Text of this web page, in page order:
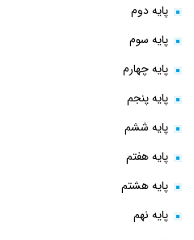
پایه دوم
پایه سوم
پایه چهارم
پایه پنجم
پایه ششم
پایه هفتم
پایه هشتم
پایه نهم